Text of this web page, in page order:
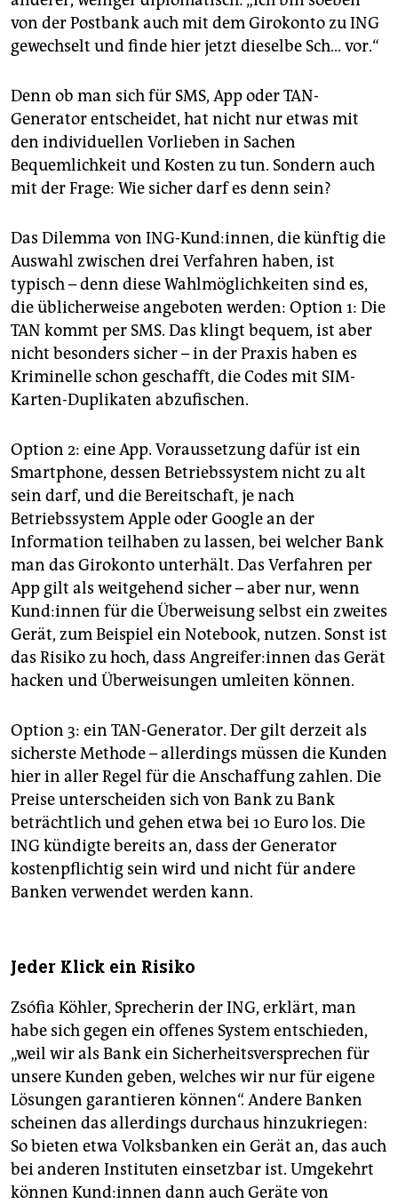
von der Postbank auch mit dem Girokonto zu ING
gewechselt und finde hier jetzt dieselbe Sch… vor.“
Denn ob man sich für SMS, App oder TAN-
Generator entscheidet, hat nicht nur etwas mit
den individuellen Vorlieben in Sachen
Bequemlichkeit und Kosten zu tun. Sondern auch
mit der Frage: Wie sicher darf es denn sein?
Das Dilemma von ING-Kund:innen, die künftig die
Auswahl zwischen drei Verfahren haben, ist
typisch – denn diese Wahlmöglichkeiten sind es,
die üblicherweise angeboten werden: Option 1: Die
TAN kommt per SMS. Das klingt bequem, ist aber
nicht besonders sicher – in der Praxis haben es
Kriminelle schon geschafft, die Codes mit SIM-
Karten-Duplikaten abzufischen.
Option 2: eine App. Voraussetzung dafür ist ein
Smartphone, dessen Betriebssystem nicht zu alt
sein darf, und die Bereitschaft, je nach
Betriebssystem Apple oder Google an der
Information teilhaben zu lassen, bei welcher Bank
man das Girokonto unterhält. Das Verfahren per
App gilt als weitgehend sicher – aber nur, wenn
Kund:innen für die Überweisung selbst ein zweites
Gerät, zum Beispiel ein Notebook, nutzen. Sonst ist
das Risiko zu hoch, dass Angreifer:innen das Gerät
hacken und Überweisungen umleiten können.
Option 3: ein TAN-Generator. Der gilt derzeit als
sicherste Methode – allerdings müssen die Kunden
hier in aller Regel für die Anschaffung zahlen. Die
Preise unterscheiden sich von Bank zu Bank
beträchtlich und gehen etwa bei 10 Euro los. Die
ING kündigte bereits an, dass der Generator
kostenpflichtig sein wird und nicht für andere
Banken verwendet werden kann.
Jeder Klick ein Risiko
Zsófia Köhler, Sprecherin der ING, erklärt, man
habe sich gegen ein offenes System entschieden,
„weil wir als Bank ein Sicherheitsversprechen für
unsere Kunden geben, welches wir nur für eigene
Lösungen garantieren können“. Andere Banken
scheinen das allerdings durchaus hinzukriegen:
So bieten etwa Volksbanken ein Gerät an, das auch
bei anderen Instituten einsetzbar ist. Umgekehrt
können Kund:innen dann auch Geräte von